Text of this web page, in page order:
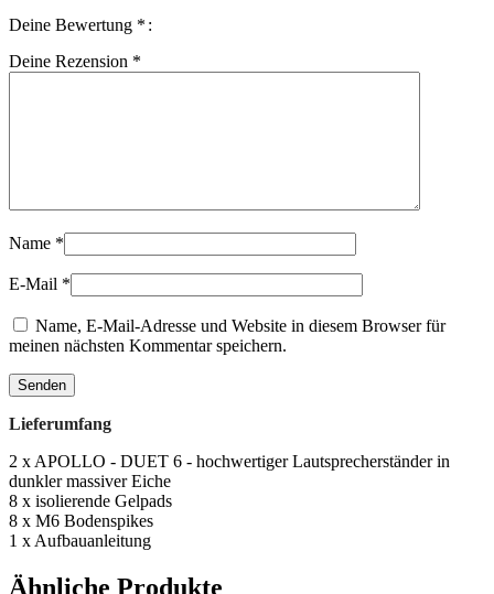
Deine Bewertung *
Deine Rezension *
Name *
E-Mail *
Name, E-Mail-Adresse und Website in diesem Browser für
meinen nächsten Kommentar speichern.
Lieferumfang
2 x APOLLO - DUET 6 - hochwertiger Lautsprecherständer in
dunkler massiver Eiche
8 x isolierende Gelpads
8 x M6 Bodenspikes
1 x Aufbauanleitung
Ähnliche Produkte